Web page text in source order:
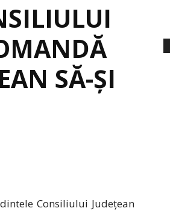
SĂ-ȘI
Consiliului Județean